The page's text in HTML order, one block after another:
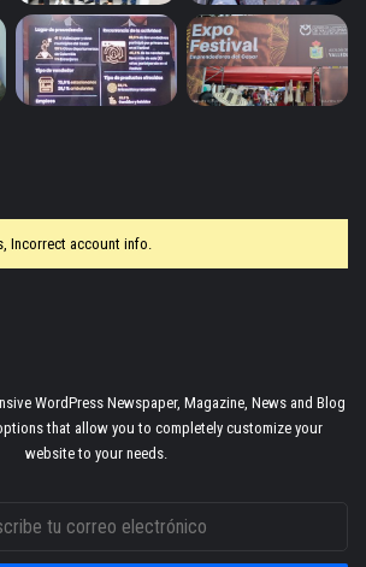
Incorrect account info.
WordPress Newspaper, Magazine, News and Blog
that allow you to completely customize your
website to your needs.